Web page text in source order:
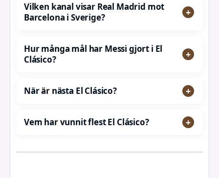
Vilken kanal visar Real Madrid mot
Barcelona i Sverige?
Hur många mål har Messi gjort i El
Clásico?
När är nästa El Clásico?
Vem har vunnit flest El Clásico?